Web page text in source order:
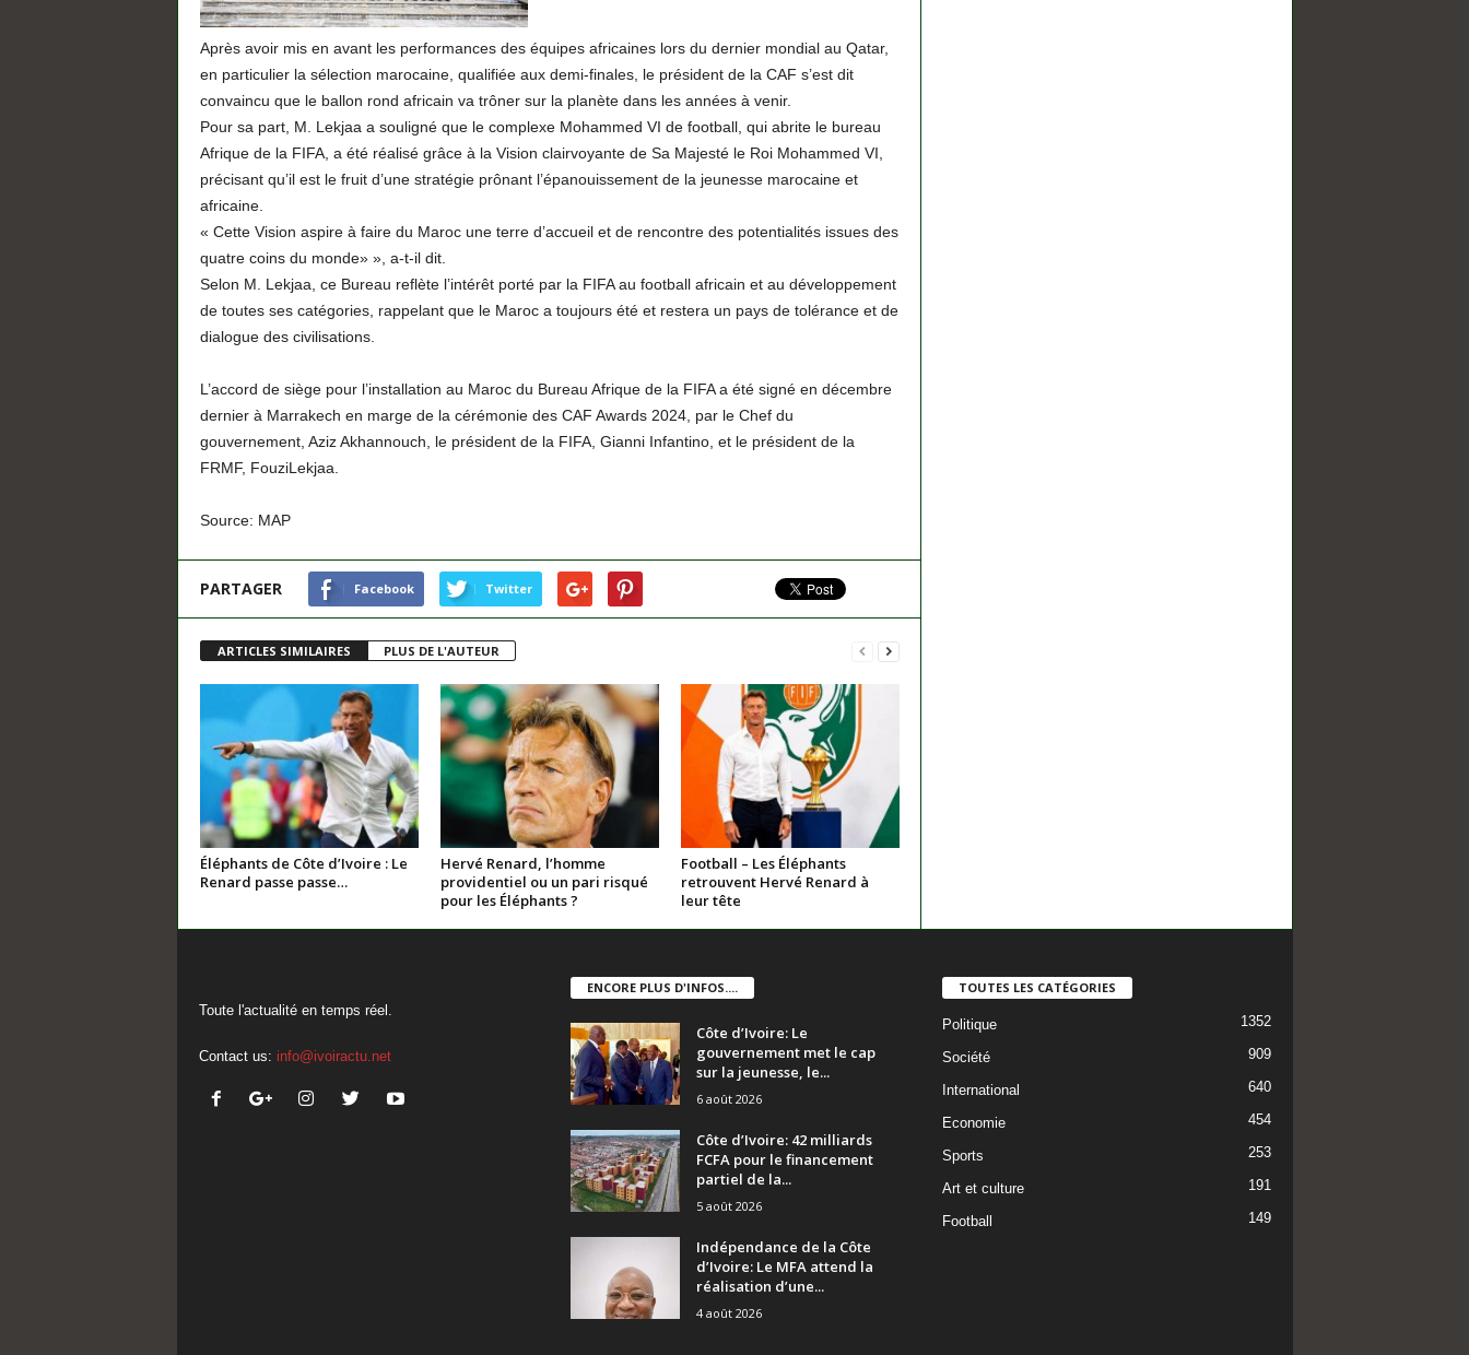
Après avoir mis en avant les performances des équipes africaines lors du dernier mondial au Qatar,
en particulier la sélection marocaine, qualifiée aux demi-finales, le président de la CAF s’est dit
convaincu que le ballon rond africain va trôner sur la planète dans les années à venir.
Pour sa part, M. Lekjaa a souligné que le complexe Mohammed VI de football, qui abrite le bureau
Afrique de la FIFA, a été réalisé grâce à la Vision clairvoyante de Sa Majesté le Roi Mohammed VI,
précisant qu’il est le fruit d’une stratégie prônant l’épanouissement de la jeunesse marocaine et
africaine.
« Cette Vision aspire à faire du Maroc une terre d’accueil et de rencontre des potentialités issues des
quatre coins du monde» », a-t-il dit.
Selon M. Lekjaa, ce Bureau reflète l’intérêt porté par la FIFA au football africain et au développement
de toutes ses catégories, rappelant que le Maroc a toujours été et restera un pays de tolérance et de
dialogue des civilisations.
L’accord de siège pour l’installation au Maroc du Bureau Afrique de la FIFA a été signé en décembre
dernier à Marrakech en marge de la cérémonie des CAF Awards 2024, par le Chef du
gouvernement, Aziz Akhannouch, le président de la FIFA, Gianni Infantino, et le président de la
FRMF, FouziLekjaa.
Source: MAP
PARTAGER Facebook Twitter
ARTICLES SIMILAIRES PLUS DE L'AUTEUR
Éléphants de Côte d’Ivoire : Le
Renard passe passe…
Hervé Renard, l’homme
providentiel ou un pari risqué
pour les Éléphants ?
Football – Les Éléphants
retrouvent Hervé Renard à
leur tête
Toute l'actualité en temps réel.
Contact us: info@ivoiractu.net
ENCORE PLUS D'INFOS....
Côte d’Ivoire: Le
gouvernement met le cap
sur la jeunesse, le...
6 août 2026
Côte d’Ivoire: 42 milliards
FCFA pour le financement
partiel de la...
5 août 2026
Indépendance de la Côte
d’Ivoire: Le MFA attend la
réalisation d’une...
4 août 2026
TOUTES LES CATÉGORIES
Politique 1352
Société 909
International 640
Economie 454
Sports 253
Art et culture 191
Football 149